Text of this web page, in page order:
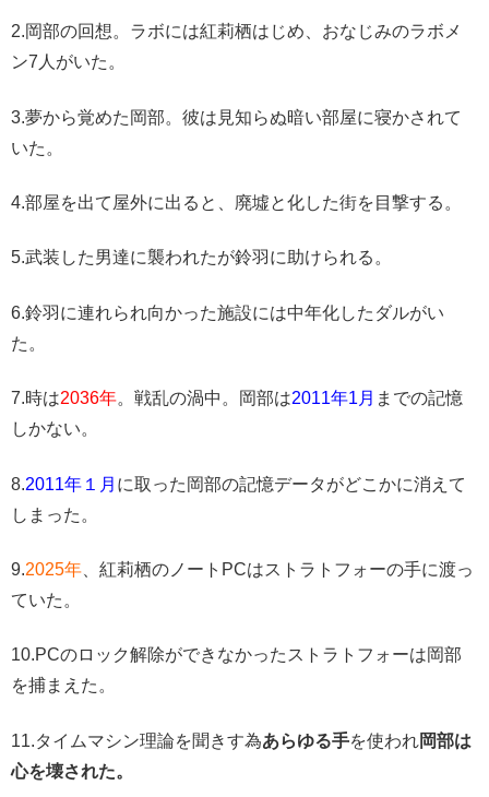
2.岡部の回想。ラボには紅莉栖はじめ、おなじみのラボメ
ン7人がいた。
3.夢から覚めた岡部。彼は見知らぬ暗い部屋に寝かされて
いた。
4.部屋を出て屋外に出ると、廃墟と化した街を目撃する。
5.武装した男達に襲われたが鈴羽に助けられる。
6.鈴羽に連れられ向かった施設には中年化したダルがい
た。
7.時は2036年。戦乱の渦中。岡部は2011年1月 までの記憶
しかない。
8.2011年１月 に取った岡部の記憶データがどこかに消えて
しまった。
9.2025年 、紅莉栖のノートPCはストラトフォーの手に渡っ
ていた。
10.PCのロック解除ができなかったストラトフォーは岡部
を捕まえた。
11.タイムマシン理論を聞きす為あらゆる手を使われ岡部は
心を壊された。